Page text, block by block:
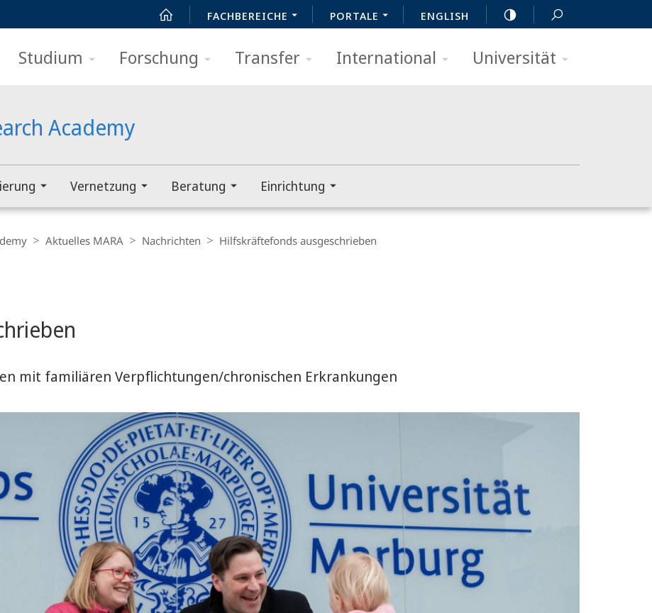
FACHBEREICHE PORTALE ENGLISH
Studium Forschung Transfer International Universität
Academy
Vernetzung Beratung Einrichtung
Aktuelles MARA Nachrichten Hilfskräftefonds ausgeschrieben
mit familiären Verpflichtungen/chronischen Erkrankungen